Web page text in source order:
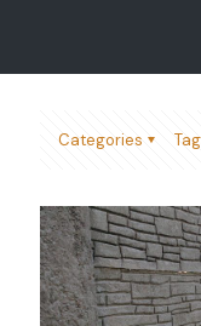
Categories